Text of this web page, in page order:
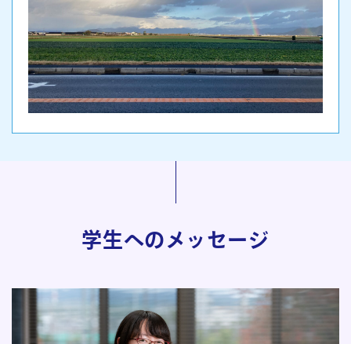
学生へのメッセージ